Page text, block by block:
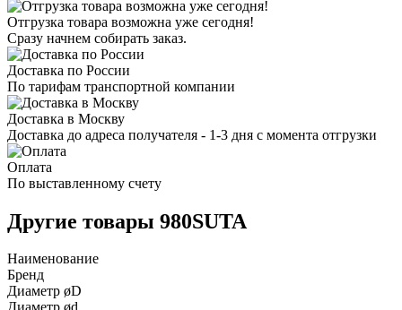
Отгрузка товара возможна уже сегодня!
Сразу начнем собирать заказ.
Доставка по России
По тарифам транспортной компании
Доставка в Москву
Доставка до адреса получателя - 1-3 дня с момента отгрузки
Оплата
По выставленному счету
Другие товары 980SUTA
Наименование
Бренд
Диаметр øD